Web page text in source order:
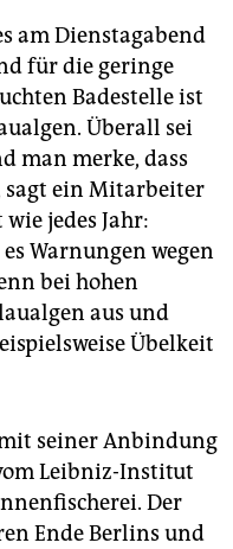
am Dienstagabend
für die geringe
Badestelle ist
Überall sei
man merke, dass
sagt ein Mitarbeiter
jedes Jahr:
Warnungen wegen
bei hohen
aus und
Übelkeit
seiner Anbindung
Leibniz-Institut
Der
Ende Berlins und